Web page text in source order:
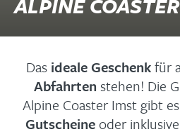
ALPINE COASTER
Das ideale Geschenkfür
Abfahrten stehen! Die
Alpine Coaster Imst gibt
Gutscheine oder